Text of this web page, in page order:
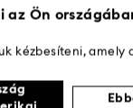
az Ön
kézbesíteni,